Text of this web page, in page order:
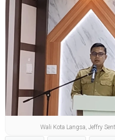
Wali Kota Langsa, Jeffry